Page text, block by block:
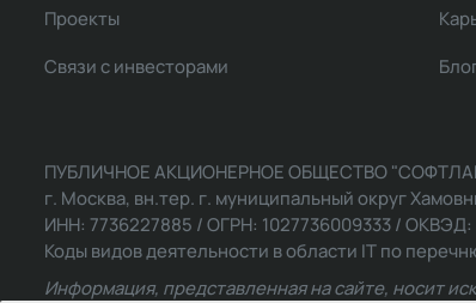
Проекты
Связи с инвесторами
ПУБЛИЧНОЕ АКЦИОНЕРНОЕ ОБЩЕСТВО
г. Москва, вн.тер. г. муниципальный округ
ИНН: 7736227885 / ОГРН: 1027736009333 /
Коды видов деятельности в области IT по
Информация, представленная на сайте, носит